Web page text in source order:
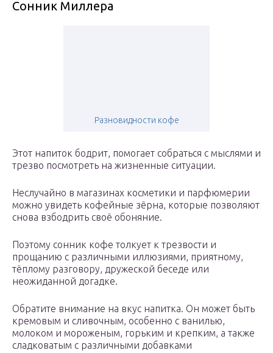
Сонник Миллера
Разновидности кофе
Этот напиток бодрит, помогает собраться с мыслями и
трезво посмотреть на жизненные ситуации.
Неслучайно в магазинах косметики и парфюмерии
можно увидеть кофейные зёрна, которые позволяют
снова взбодрить своё обоняние.
Поэтому сонник кофе толкует к трезвости и
прощанию с различными иллюзиями, приятному,
тёплому разговору, дружеской беседе или
неожиданной догадке.
Обратите внимание на вкус напитка. Он может быть
кремовым и сливочным, особенно с ванилью,
молоком и мороженым, горьким и крепким, а также
сладковатым с различными добавками